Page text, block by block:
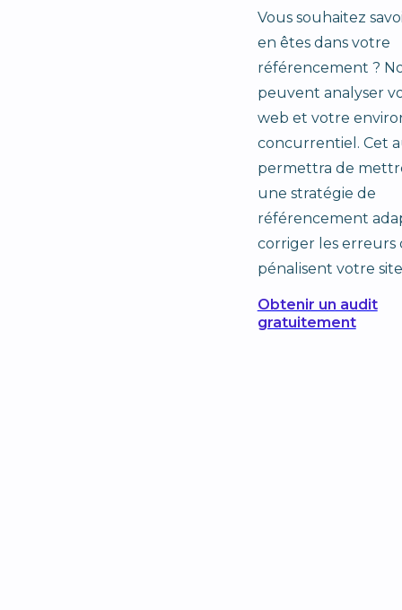
Vous souhaitez
en êtes dans votre
référencement ?
peuvent analyser
web et votre
concurrentiel. Cet
permettra de
une stratégie de
référencement
corriger les erreurs
pénalisent votre
Obtenir un audit
gratuitement